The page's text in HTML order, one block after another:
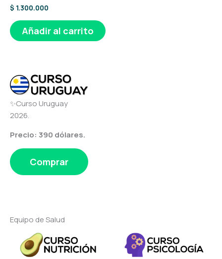
$ 1.300.000
Añadir al carrito
✨Curso Uruguay
2026.
Precio: 390 dólares.
Comprar
Equipo de Salud